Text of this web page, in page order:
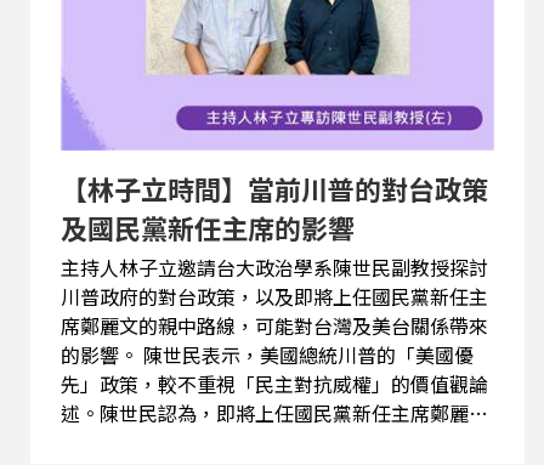
【林子立時間】當前川普的對台政策
及國民黨新任主席的影響
主持人林子立邀請台大政治學系陳世民副教授探討
川普政府的對台政策，以及即將上任國民黨新任主
席鄭麗文的親中路線，可能對台灣及美台關係帶來
的影響。 陳世民表示，美國總統川普的「美國優
先」政策，較不重視「民主對抗威權」的價值觀論
述。陳世民認為，即將上任國民黨新任主席鄭麗文